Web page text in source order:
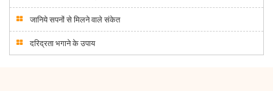
जानिये सपनों से मिलने वाले संकेत
दरिद्रता भगाने के उपाय